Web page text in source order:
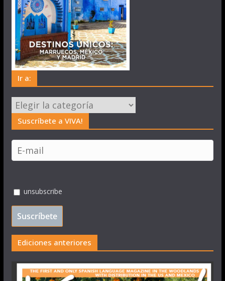
Ir a:
a:
Suscríbete a VIVA!
unsubscribe
Ediciones anteriores